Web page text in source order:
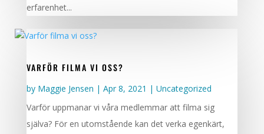
erfarenhet...
VARFÖR FILMA VI OSS?
by Maggie Jensen | Apr 8, 2021 | Uncategorized
Varför uppmanar vi våra medlemmar att filma sig
själva? För en utomstående kan det verka egenkärt,